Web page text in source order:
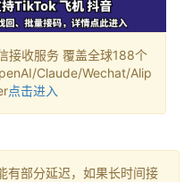
接收服务 覆盖全球188个
Claude/Wechat/Alip
点击进入
有部分延迟，如果长时间接